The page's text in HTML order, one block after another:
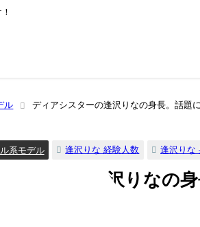
ル ディアシスターの逢沢りなの身長。話題
系モデル 逢沢りな 経験人数 逢沢りな
シスターの逢沢りなの